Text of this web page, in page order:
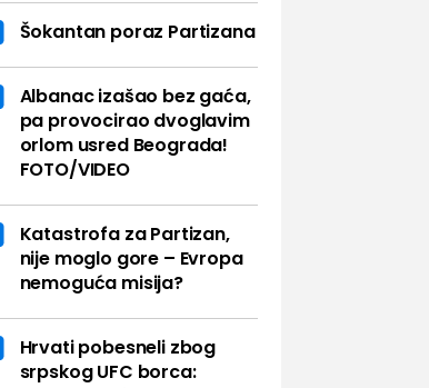
Šokantan poraz Partizana
Albanac izašao bez gaća,
pa provocirao dvoglavim
orlom usred Beograda!
FOTO/VIDEO
Katastrofa za Partizan,
nije moglo gore – Evropa
nemoguća misija?
Hrvati pobesneli zbog
srpskog UFC borca: